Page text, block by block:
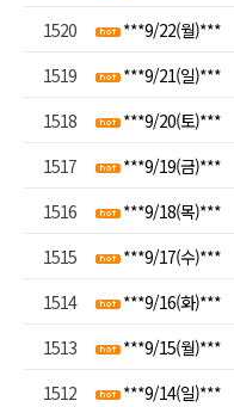
1520
***9/22(월)***
1519
***9/21(일)***
1518
***9/20(토)***
1517
***9/19(금)***
1516
***9/18(목)***
1515
***9/17(수)***
1514
***9/16(화)***
1513
***9/15(월)***
1512
***9/14(일)***